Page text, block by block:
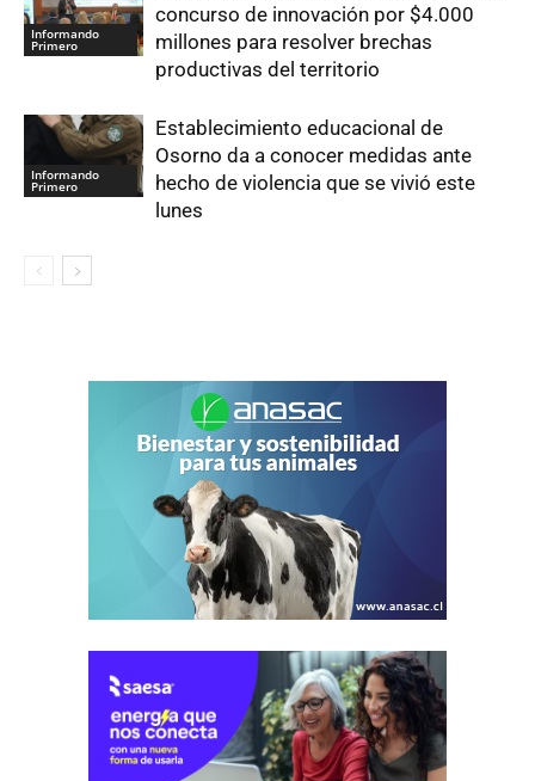
Informando
Primero
concurso de innovación por $4.000
millones para resolver brechas
productivas del territorio
Informando
Primero
Establecimiento educacional de
Osorno da a conocer medidas ante
hecho de violencia que se vivió este
lunes